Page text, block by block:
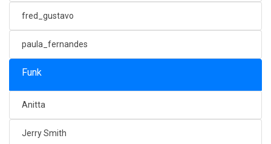
fred_gustavo
paula_fernandes
Funk
Anitta
Jerry Smith